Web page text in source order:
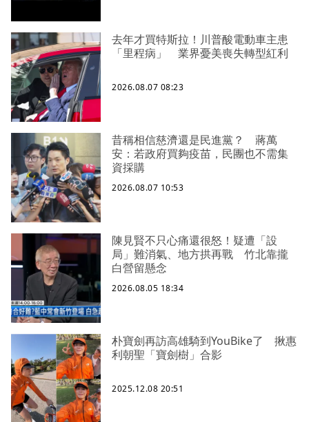
去年才買特斯拉！川普酸電動車主患
「里程病」 業界憂美喪失轉型紅利
2026.08.07 08:23
昔稱相信慈濟還是民進黨？ 蔣萬
安：若政府買夠疫苗，民團也不需集
資採購
2026.08.07 10:53
陳見賢不只心痛還很怒！疑遭「設
局」難消氣、地方拱再戰 竹北靠攏
白營留懸念
2026.08.05 18:34
朴寶劍再訪高雄騎到YouBike了 揪惠
利朝聖「寶劍樹」合影
2025.12.08 20:51